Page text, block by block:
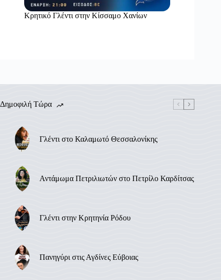
Κρητικό Γλέντι στην Κίσσαμο Χανίων
Δημοφιλή Τώρα
Γλέντι στο Καλαμωτό Θεσσαλονίκης
Αντάμωμα Πετριλιωτών στο Πετρίλο Καρδίτσας
Γλέντι στην Κρητηνία Ρόδου
Πανηγύρι στις Αγδίνες Εύβοιας